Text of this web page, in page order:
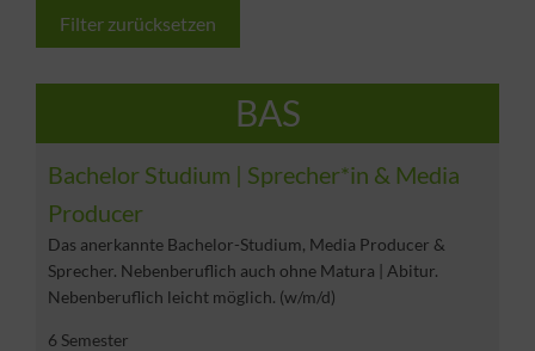
Filter zurücksetzen
BAS
Bachelor Studium | Sprecher*in & Media
Producer
Das anerkannte Bachelor-Studium, Media Producer &
Sprecher. Nebenberuflich auch ohne Matura | Abitur.
Nebenberuflich leicht möglich. (w/m/d)
6 Semester